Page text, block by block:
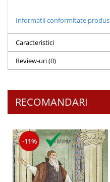
Informatii conformitate produs
Caracteristici
Review-uri(0)
RECOMANDARI
-11%